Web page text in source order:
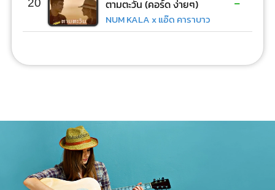
20 ตามตะวัน (คอร์ด ง่ายๆ)
NUM KALA x แอ๊ด คาราบาว